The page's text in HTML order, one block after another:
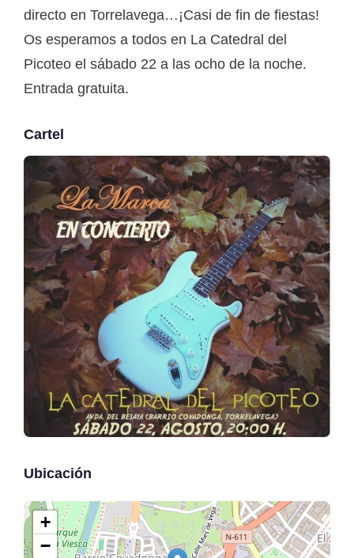
directo en Torrelavega…¡Casi de fin de fiestas!
Os esperamos a todos en La Catedral del
Picoteo el sábado 22 a las ocho de la noche.
Entrada gratuita.
Cartel
Ubicación
+
−